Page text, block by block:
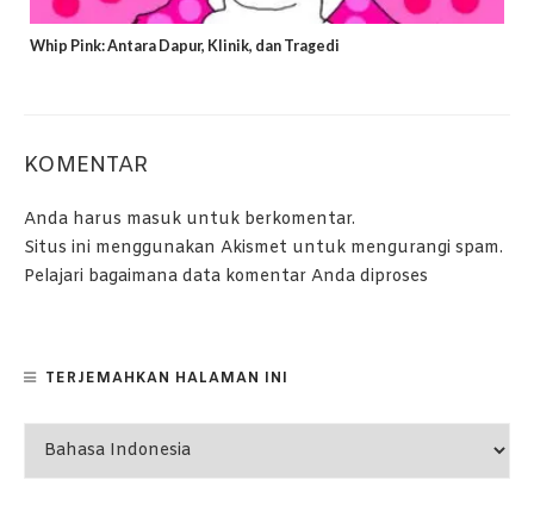
Whip Pink: Antara Dapur, Klinik, dan Tragedi
KOMENTAR
Anda harus masuk untuk berkomentar.
Situs ini menggunakan Akismet untuk mengurangi spam.
Pelajari bagaimana data komentar Anda diproses
TERJEMAHKAN HALAMAN INI